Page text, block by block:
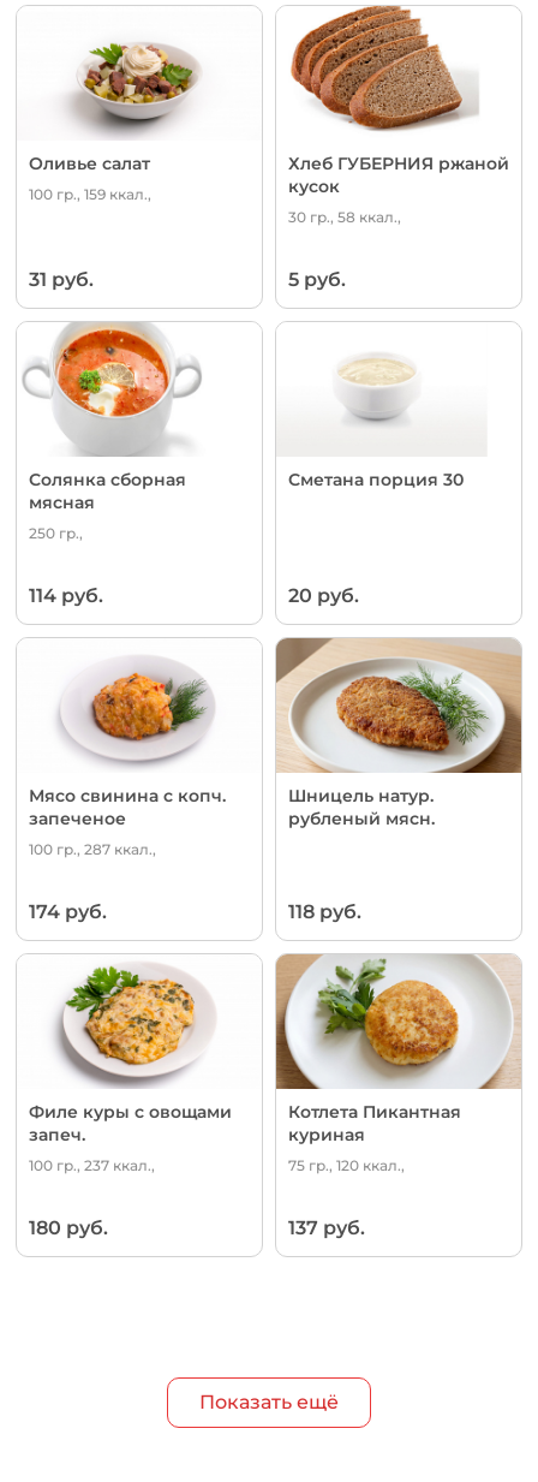
Оливье салат
100 гр., 159 ккал.,
31 руб.
Хлеб ГУБЕРНИЯ ржаной
кусок
30 гр., 58 ккал.,
5 руб.
Солянка сборная
мясная
250 гр.,
114 руб.
Сметана порция 30
20 руб.
Мясо свинина с копч.
запеченое
100 гр., 287 ккал.,
174 руб.
Шницель натур.
рубленый мясн.
118 руб.
Филе куры с овощами
запеч.
100 гр., 237 ккал.,
180 руб.
Котлета Пикантная
куриная
75 гр., 120 ккал.,
137 руб.
Показать ещё